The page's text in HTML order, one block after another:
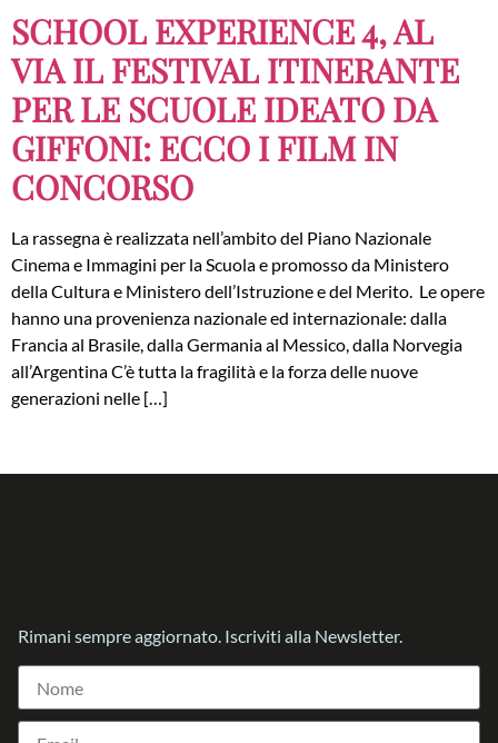
SCHOOL EXPERIENCE 4, AL
VIA IL FESTIVAL ITINERANTE
PER LE SCUOLE IDEATO DA
GIFFONI: ECCO I FILM IN
CONCORSO
La rassegna è realizzata nell’ambito del Piano Nazionale
Cinema e Immagini per la Scuola e promosso da Ministero
della Cultura e Ministero dell’Istruzione e del Merito. Le opere
hanno una provenienza nazionale ed internazionale: dalla
Francia al Brasile, dalla Germania al Messico, dalla Norvegia
all’Argentina C’è tutta la fragilità e la forza delle nuove
generazioni nelle […]
Rimani sempre aggiornato. Iscriviti alla Newsletter.